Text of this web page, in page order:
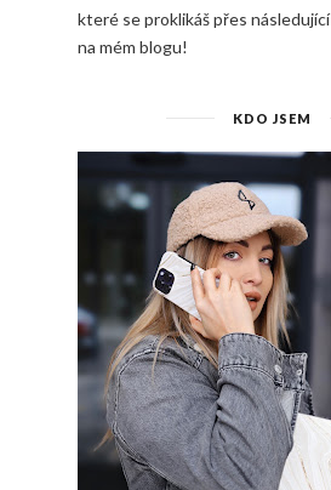
které se proklikáš přes
na mém blogu!
KDO JSEM